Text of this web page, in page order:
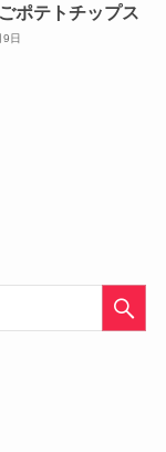
ポテトチップス
日